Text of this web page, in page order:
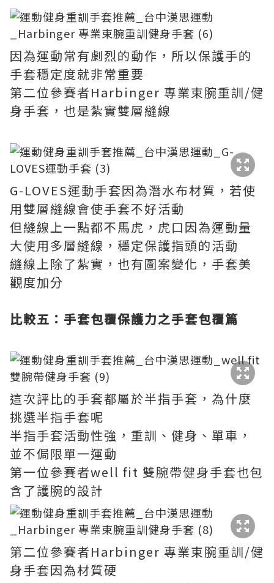
因為運動常有劇烈的動作，所以保護手的
手套穩定度就非常重要
第二位參賽者Harbinger 專業束腕重訓/健
身手套，也是紮實雙層縫線
G-LOVES運動手套因為潛水布材質，若使
用雙層縫線會使手套不好活動
但縫線上一點都不馬虎，虎口因為運動量
大使用多層縫線，穩定保護指頭的活動
縫線上除了紮實，也有圖案變化，手套美
觀度加分
比較五：手套包覆保護力之手套包覆篇
這次評比的手套都屬於半指手套，為什麼
挑選半指手套呢
半指手套活動性強，重訓、健身、單車，
並不侷限單一運動
第一位參賽者well fit 雙腕帶健身手套也包
含了護腕的設計
第二位參賽者Harbinger 專業束腕重訓/健
身手套因為材質硬